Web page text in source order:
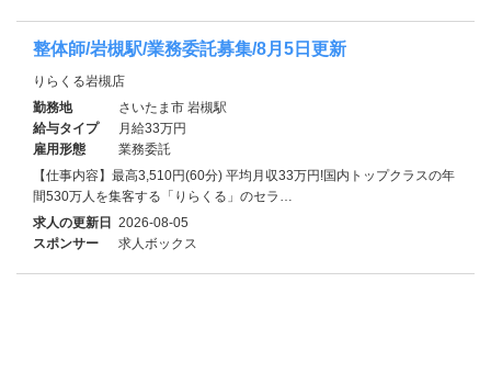
整体師/岩槻駅/業務委託募集/8月5日更新
りらくる岩槻店
勤務地
さいたま市 岩槻駅
給与タイプ
月給33万円
雇用形態
業務委託
【仕事内容】最高3,510円(60分) 平均月収33万円!国内トップクラスの年
間530万人を集客する「りらくる」のセラ…
求人の更新日 2026-08-05
スポンサー
求人ボックス